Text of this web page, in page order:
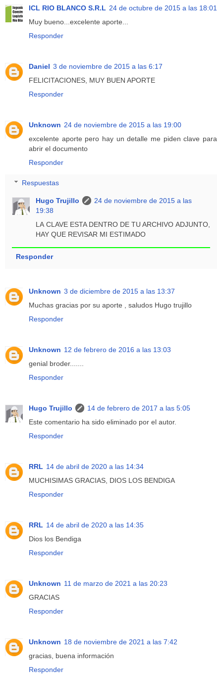
ICL RIO BLANCO S.R.L 24 de octubre de 2015 a las 18:01
Muy bueno...excelente aporte...
Responder
Daniel 3 de noviembre de 2015 a las 6:17
FELICITACIONES, MUY BUEN APORTE
Responder
Unknown 24 de noviembre de 2015 a las 19:00
excelente aporte pero hay un detalle me piden clave para
abrir el documento
Responder
Respuestas
Hugo Trujillo
24 de noviembre de 2015 a las
19:38
LA CLAVE ESTA DENTRO DE TU ARCHIVO ADJUNTO,
HAY QUE REVISAR MI ESTIMADO
Responder
Unknown 3 de diciembre de 2015 a las 13:37
Muchas gracias por su aporte , saludos Hugo trujillo
Responder
Unknown 12 de febrero de 2016 a las 13:03
genial broder.......
Responder
Hugo Trujillo
14 de febrero de 2017 a las 5:05
Este comentario ha sido eliminado por el autor.
Responder
RRL 14 de abril de 2020 a las 14:34
MUCHISIMAS GRACIAS, DIOS LOS BENDIGA
Responder
RRL 14 de abril de 2020 a las 14:35
Dios los Bendiga
Responder
Unknown 11 de marzo de 2021 a las 20:23
GRACIAS
Responder
Unknown 18 de noviembre de 2021 a las 7:42
gracias, buena información
Responder